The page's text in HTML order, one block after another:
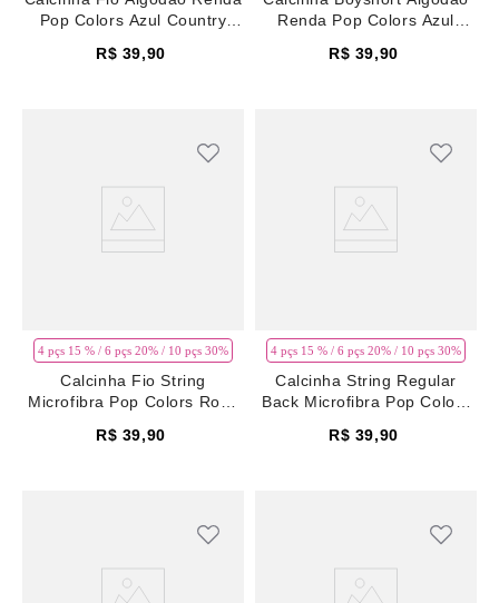
Pop Colors Azul Country
R$ 39,90
Renda Pop Colors Azul
R$ 39,90
4 pçs 15 % / 6 pçs 20% / 10 pçs 30%
Calcinha Fio String
Microfibra Pop Colors Rosa
R$ 39,90
4 pçs 15 % / 6 pçs 20% / 10 pçs 30%
Calcinha String Regular
Back Microfibra Pop Colors
R$ 39,90